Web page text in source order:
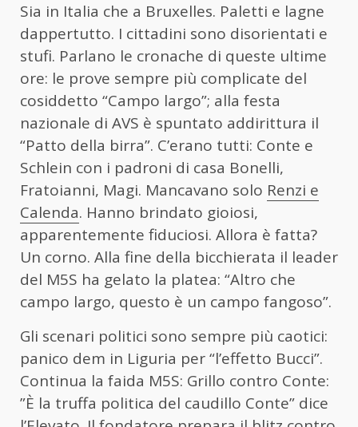
Sia in Italia che a Bruxelles. Paletti e lagne
dappertutto. I cittadini sono disorientati e
stufi. Parlano le cronache di queste ultime
ore: le prove sempre più complicate del
cosiddetto “Campo largo”; alla festa
nazionale di AVS è spuntato addirittura il
“Patto della birra”. C’erano tutti: Conte e
Schlein con i padroni di casa Bonelli,
Fratoianni, Magi. Mancavano solo Renzi e
Calenda. Hanno brindato gioiosi,
apparentemente fiduciosi. Allora è fatta?
Un corno. Alla fine della bicchierata il leader
del M5S ha gelato la platea: “Altro che
campo largo, questo è un campo fangoso”.
Gli scenari politici sono sempre più caotici:
panico dem in Liguria per “l’effetto Bucci”.
Continua la faida M5S: Grillo contro Conte:
”È la truffa politica del caudillo Conte” dice